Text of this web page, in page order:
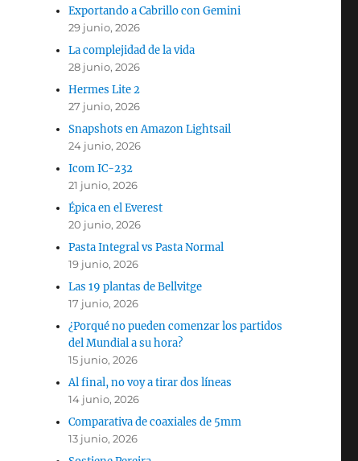
Exportando a Cabrillo con Gemini
29 junio, 2026
La complejidad de la vida
28 junio, 2026
Hermes Lite 2
27 junio, 2026
Snapshots en Amazon Lightsail
24 junio, 2026
Icom IC-232
21 junio, 2026
Épica en el Everest
20 junio, 2026
Pasta Integral vs Pasta Normal
19 junio, 2026
Las 19 plantas de Bellvitge
17 junio, 2026
¿Porqué no pueden comenzar los partidos
del Mundial a su hora?
15 junio, 2026
Al final, no voy a tirar dos líneas
14 junio, 2026
Comparativa de coaxiales de 5mm
13 junio, 2026